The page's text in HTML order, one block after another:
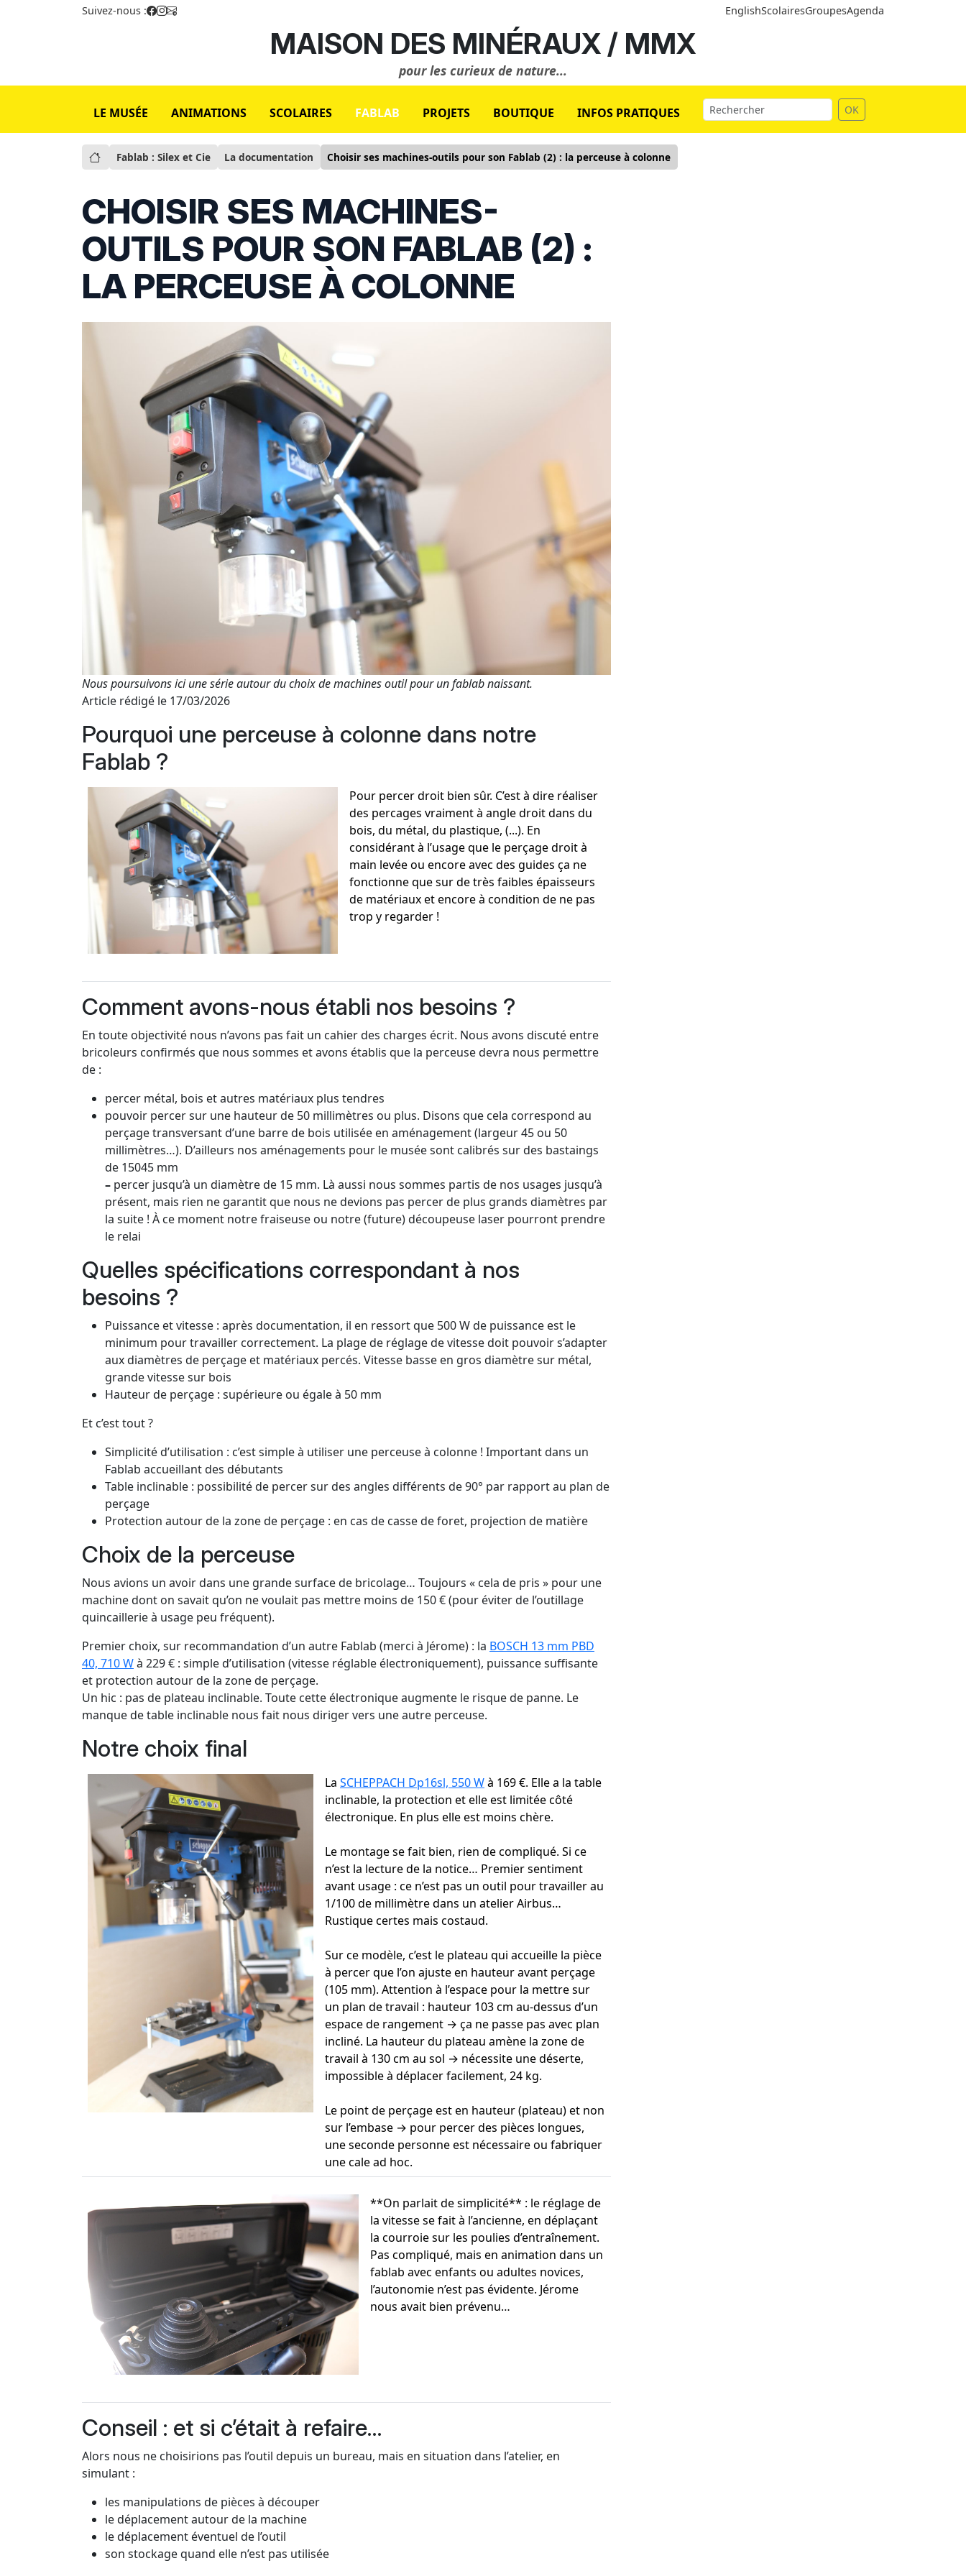
Suivez-nous : EnglishScolairesGroupesAgenda
MAISON DES MINÉRAUX / MMX
pour les curieux de nature...
LE MUSÉE ANIMATIONS SCOLAIRES FABLAB PROJETS BOUTIQUE INFOS PRATIQUES OK
Fablab : Silex et Cie La documentation Choisir ses machines-outils pour son Fablab (2) : la perceuse à colonne
CHOISIR SES MACHINES-
OUTILS POUR SON FABLAB (2) :
LA PERCEUSE À COLONNE
Nous poursuivons ici une série autour du choix de machines outil pour un fablab naissant.
Article rédigé le 17/03/2026
Pourquoi une perceuse à colonne dans notre
Fablab ?
Pour percer droit bien sûr. C’est à dire réaliser
des percages vraiment à angle droit dans du
bois, du métal, du plastique, (...). En
considérant à l’usage que le perçage droit à
main levée ou encore avec des guides ça ne
fonctionne que sur de très faibles épaisseurs
de matériaux et encore à condition de ne pas
trop y regarder !
Comment avons-nous établi nos besoins ?
En toute objectivité nous n’avons pas fait un cahier des charges écrit. Nous avons discuté entre
bricoleurs confirmés que nous sommes et avons établis que la perceuse devra nous permettre
de :
percer métal, bois et autres matériaux plus tendres
pouvoir percer sur une hauteur de 50 millimètres ou plus. Disons que cela correspond au
perçage transversant d’une barre de bois utilisée en aménagement (largeur 45 ou 50
millimètres…). D’ailleurs nos aménagements pour le musée sont calibrés sur des bastaings
de 15045 mm
– percer jusqu’à un diamètre de 15 mm. Là aussi nous sommes partis de nos usages jusqu’à
présent, mais rien ne garantit que nous ne devions pas percer de plus grands diamètres par
la suite ! À ce moment notre fraiseuse ou notre (future) découpeuse laser pourront prendre
le relai
Quelles spécifications correspondant à nos
besoins ?
Puissance et vitesse : après documentation, il en ressort que 500 W de puissance est le
minimum pour travailler correctement. La plage de réglage de vitesse doit pouvoir s’adapter
aux diamètres de perçage et matériaux percés. Vitesse basse en gros diamètre sur métal,
grande vitesse sur bois
Hauteur de perçage : supérieure ou égale à 50 mm
Et c’est tout ?
Simplicité d’utilisation : c’est simple à utiliser une perceuse à colonne ! Important dans un
Fablab accueillant des débutants
Table inclinable : possibilité de percer sur des angles différents de 90° par rapport au plan de
perçage
Protection autour de la zone de perçage : en cas de casse de foret, projection de matière
Choix de la perceuse
Nous avions un avoir dans une grande surface de bricolage… Toujours « cela de pris » pour une
machine dont on savait qu’on ne voulait pas mettre moins de 150 € (pour éviter de l’outillage
quincaillerie à usage peu fréquent).
Premier choix, sur recommandation d’un autre Fablab (merci à Jérome) : la BOSCH 13 mm PBD
40, 710 Wà 229 € : simple d’utilisation (vitesse réglable électroniquement), puissance suffisante
et protection autour de la zone de perçage.
Un hic : pas de plateau inclinable. Toute cette électronique augmente le risque de panne. Le
manque de table inclinable nous fait nous diriger vers une autre perceuse.
Notre choix final
La SCHEPPACH Dp16sl, 550 Wà 169 €. Elle a la table
inclinable, la protection et elle est limitée côté
électronique. En plus elle est moins chère.
Le montage se fait bien, rien de compliqué. Si ce
n’est la lecture de la notice… Premier sentiment
avant usage : ce n’est pas un outil pour travailler au
1/100 de millimètre dans un atelier Airbus…
Rustique certes mais costaud.
Sur ce modèle, c’est le plateau qui accueille la pièce
à percer que l’on ajuste en hauteur avant perçage
(105 mm). Attention à l’espace pour la mettre sur
un plan de travail : hauteur 103 cm au-dessus d’un
espace de rangement → ça ne passe pas avec plan
incliné. La hauteur du plateau amène la zone de
travail à 130 cm au sol → nécessite une déserte,
impossible à déplacer facilement, 24 kg.
Le point de perçage est en hauteur (plateau) et non
sur l’embase → pour percer des pièces longues,
une seconde personne est nécessaire ou fabriquer
une cale ad hoc.
**On parlait de simplicité** : le réglage de
la vitesse se fait à l’ancienne, en déplaçant
la courroie sur les poulies d’entraînement.
Pas compliqué, mais en animation dans un
fablab avec enfants ou adultes novices,
l’autonomie n’est pas évidente. Jérome
nous avait bien prévenu…
Conseil : et si c’était à refaire…
Alors nous ne choisirions pas l’outil depuis un bureau, mais en situation dans l’atelier, en
simulant :
les manipulations de pièces à découper
le déplacement autour de la machine
le déplacement éventuel de l’outil
son stockage quand elle n’est pas utilisée